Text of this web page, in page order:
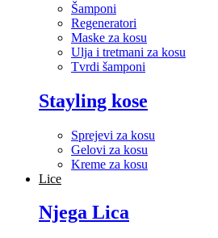
Šamponi
Regeneratori
Maske za kosu
Ulja i tretmani za kosu
Tvrdi šamponi
Stayling kose
Sprejevi za kosu
Gelovi za kosu
Kreme za kosu
Lice
Njega Lica